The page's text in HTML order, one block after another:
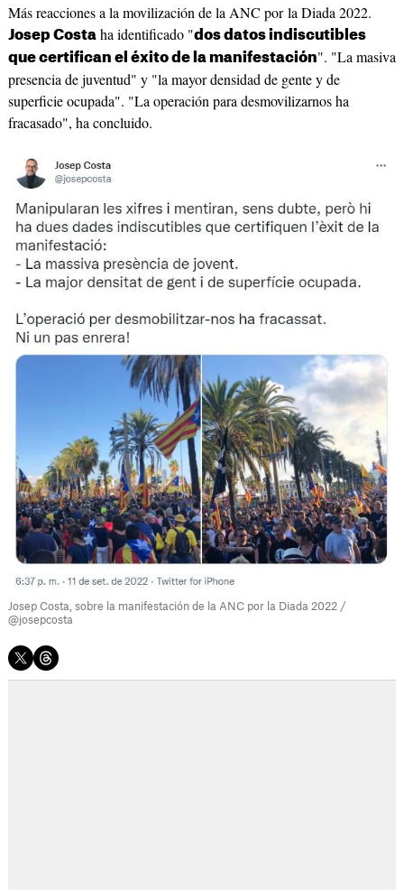
Más reacciones a la movilización de la ANC por la Diada 2022.
Josep Costaha identificado "dos datos indiscutibles
que certifican el éxito de la manifestación". "La masiva
presencia de juventud" y "la mayor densidad de gente y de
superficie ocupada". "La operación para desmovilizarnos ha
fracasado", ha concluido.
Josep Costa, sobre la manifestación de la ANC por la Diada 2022 /
@josepcosta